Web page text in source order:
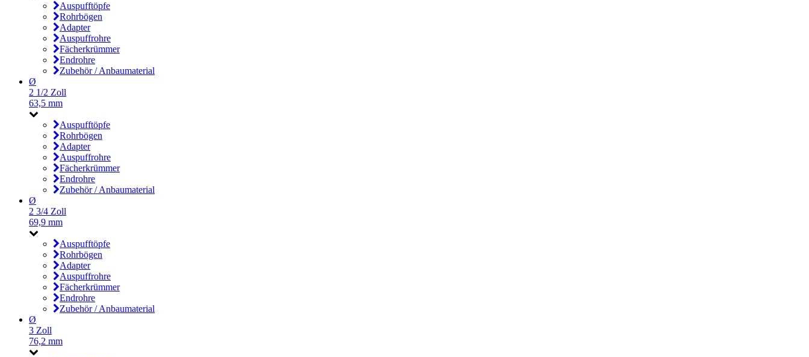
Auspufftöpfe
Rohrbögen
Adapter
Auspuffrohre
Fächerkrümmer
Endrohre
Zubehör / Anbaumaterial
Ø
2 1/2 Zoll
63,5 mm
Auspufftöpfe
Rohrbögen
Adapter
Auspuffrohre
Fächerkrümmer
Endrohre
Zubehör / Anbaumaterial
Ø
2 3/4 Zoll
69,9 mm
Auspufftöpfe
Rohrbögen
Adapter
Auspuffrohre
Fächerkrümmer
Endrohre
Zubehör / Anbaumaterial
Ø
3 Zoll
76,2 mm